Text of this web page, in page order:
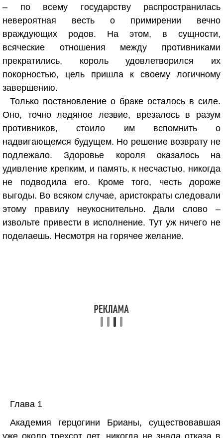
– по всему государству распространилась
невероятная весть о примирении вечно
враждующих родов. На этом, в сущности,
всяческие отношения между противниками
прекратились, король удовлетворился их
покорностью, цель пришла к своему логичному
завершению.
Только постановление о браке осталось в силе.
Оно, точно ледяное лезвие, врезалось в разум
противников, стоило им вспомнить о
надвигающемся будущем. Но решение возврату не
подлежало. Здоровье короля оказалось на
удивление крепким, и память, к несчастью, никогда
не подводила его. Кроме того, честь дороже
выгоды. Во всяком случае, аристократы следовали
этому правилу неукоснительно. Дали слово –
извольте привести в исполнение. Тут уж ничего не
поделаешь. Несмотря на горячее желание.
Глава 1
Академия герцогини Брианы, существовавшая
уже около трехсот лет, никогда не знала отказа в